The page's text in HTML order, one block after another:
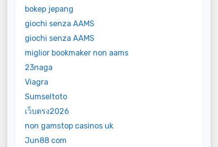
bokep jepang
giochi senza AAMS
giochi senza AAMS
miglior bookmaker non aams
23naga
Viagra
Sumseltoto
เว็บตรง2026
non gamstop casinos uk
Jun88 com